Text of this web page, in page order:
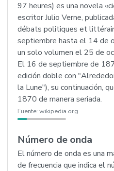
97 heures) es una novela
escritor Julio Verne,
débats politiques et
septiembre hasta el 14 de
un solo volumen el 25 de
El 16 de septiembre de
edición doble con
la Lune"), su continuación,
1870 de manera seriada.
Fuente: wikipedia.org
Número de onda
El número de onda es una
de frecuencia que indica el